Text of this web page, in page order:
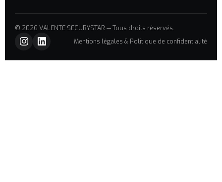
© 2026 VALENTE SECURYSTAR — Tous droits réservés.
Mentions légales & Politique de confidentialité